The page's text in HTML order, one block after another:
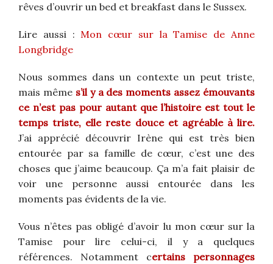
rêves d’ouvrir un bed et breakfast dans le Sussex.
Lire aussi :Mon cœur sur la Tamise de Anne
Longbridge
Nous sommes dans un contexte un peut triste,
mais même s’il y a des moments assez émouvants
ce n’est pas pour autant que l’histoire est tout le
temps triste, elle reste douce et agréable à lire.
J’ai apprécié découvrir Irène qui est très bien
entourée par sa famille de cœur, c’est une des
choses que j’aime beaucoup. Ça m’a fait plaisir de
voir une personne aussi entourée dans les
moments pas évidents de la vie.
Vous n’êtes pas obligé d’avoir lu mon cœur sur la
Tamise pour lire celui-ci, il y a quelques
références. Notamment certains personnages